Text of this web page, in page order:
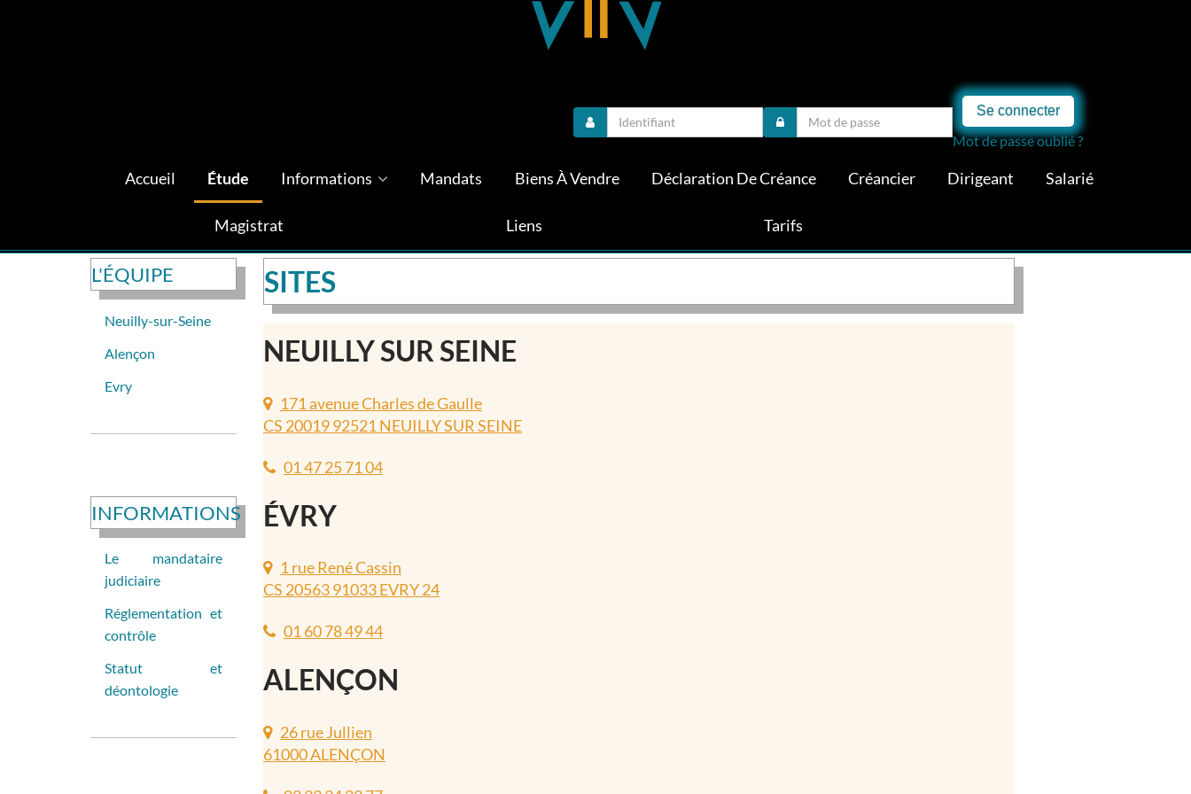
Se connecter
Mot de passe oublié ?
Accueil Étude Informations Mandats Biens À Vendre Déclaration De Créance Créancier Dirigeant Salarié
Magistrat Liens Tarifs
L'ÉQUIPE
Neuilly-sur-Seine
Alençon
Evry
INFORMATIONS
Le mandataire
judiciaire
Réglementation et
contrôle
Statut et
déontologie
SITES
NEUILLY SUR SEINE
171 avenue Charles de Gaulle
CS 20019 92521 NEUILLY SUR SEINE
01 47 25 71 04
ÉVRY
1 rue René Cassin
CS 20563 91033 EVRY 24
01 60 78 49 44
ALENÇON
26 rue Jullien
61000 ALENÇON